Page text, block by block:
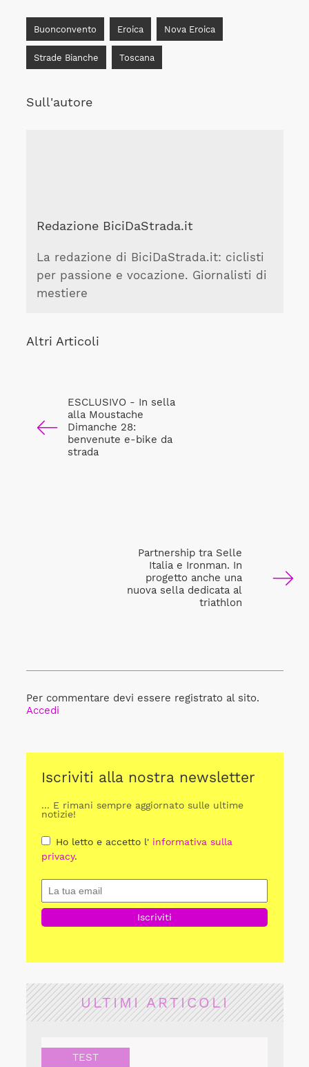
Buonconvento Eroica Nova Eroica
Strade Bianche Toscana
Sull'autore
Redazione BiciDaStrada.it
La redazione di BiciDaStrada.it: ciclisti
per passione e vocazione. Giornalisti di
mestiere
Altri Articoli
ESCLUSIVO - In sella
alla Moustache
Dimanche 28:
benvenute e-bike da
strada
Partnership tra Selle
Italia e Ironman. In
progetto anche una
nuova sella dedicata al
triathlon
Per commentare devi essere registrato al sito.
Accedi
Iscriviti alla nostra newsletter
... E rimani sempre aggiornato sulle ultime
notizie!
Ho letto e accetto l' informativa sulla
privacy.
ULTIMI ARTICOLI
TEST